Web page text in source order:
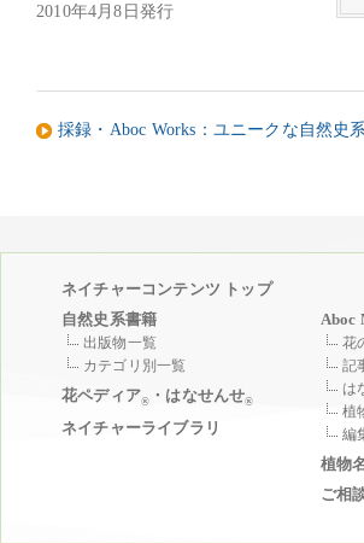
2010年4月8日発行
採録・Aboc Works：ユニークな自然史
ネイチャーコンテンツ トップ
自然史系書籍
出版物一覧
カテゴリ別一覧
花ペディア® ・はなせんせ®
ネイチャーライブラリ
Aboc
花
記
は
植
編
植物
ご相